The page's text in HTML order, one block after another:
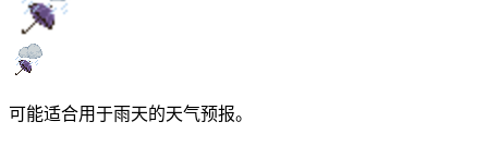
可能适合用于雨天的天气预报。